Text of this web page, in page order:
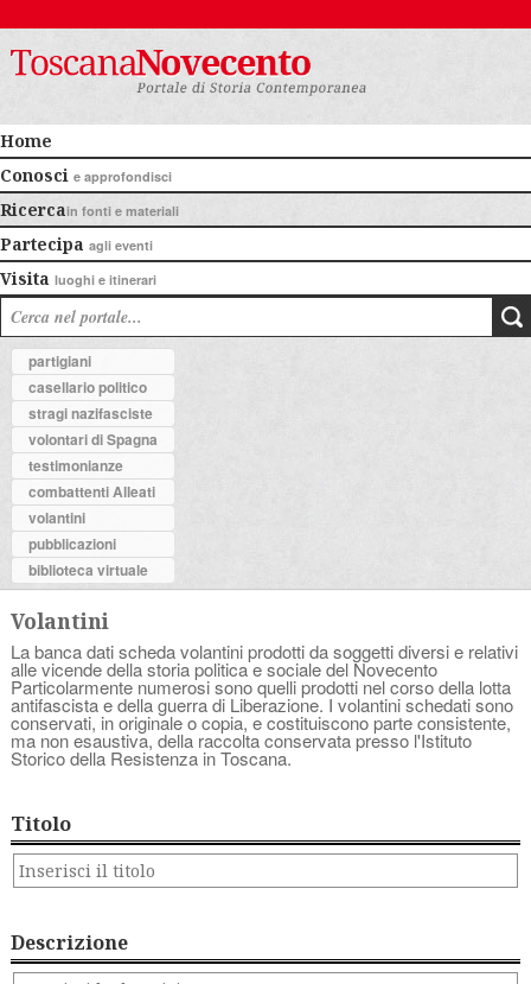
Home
Conosci e approfondisci
Ricercain fonti e materiali
Partecipa agli eventi
Visita luoghi e itinerari
partigiani
casellario politico
stragi nazifasciste
volontari di Spagna
testimonianze
combattenti Alleati
volantini
pubblicazioni
biblioteca virtuale
Volantini
La banca dati scheda volantini prodotti da soggetti diversi e relativi
alle vicende della storia politica e sociale del Novecento
Particolarmente numerosi sono quelli prodotti nel corso della lotta
antifascista e della guerra di Liberazione. I volantini schedati sono
conservati, in originale o copia, e costituiscono parte consistente,
ma non esaustiva, della raccolta conservata presso l'Istituto
Storico della Resistenza in Toscana.
Titolo
Descrizione